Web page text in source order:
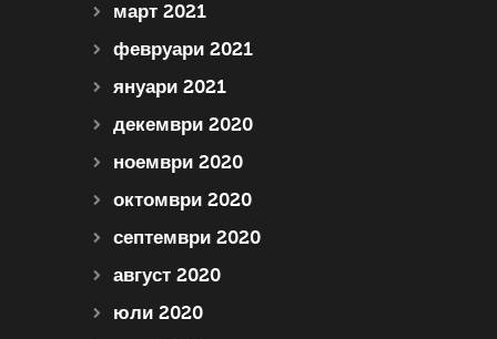
март 2021
февруари 2021
януари 2021
декември 2020
ноември 2020
октомври 2020
септември 2020
август 2020
юли 2020